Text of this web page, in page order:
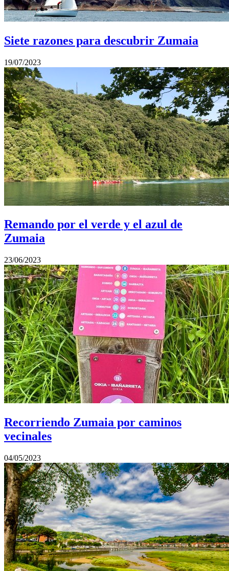
Siete razones para descubrir Zumaia
19/07/2023
Remando por el verde y el azul de
Zumaia
23/06/2023
Recorriendo Zumaia por caminos
vecinales
04/05/2023